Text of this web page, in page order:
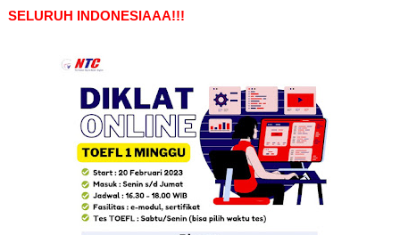
SELURUH INDONESIAAA!!!